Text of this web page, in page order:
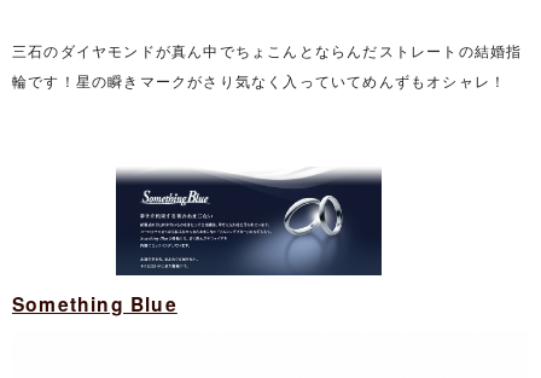
三石のダイヤモンドが真ん中でちょこんとならんだストレートの結婚指
輪です！星の瞬きマークがさり気なく入っていてめんずもオシャレ！
Something Blue